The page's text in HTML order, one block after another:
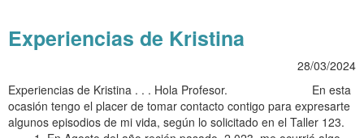
Experiencias de Kristina
28/03/2024
Experiencias de Kristina . . . Hola Profesor. En esta
ocasión tengo el placer de tomar contacto contigo para expresarte
algunos episodios de mi vida, según lo solicitado en el Taller 123.